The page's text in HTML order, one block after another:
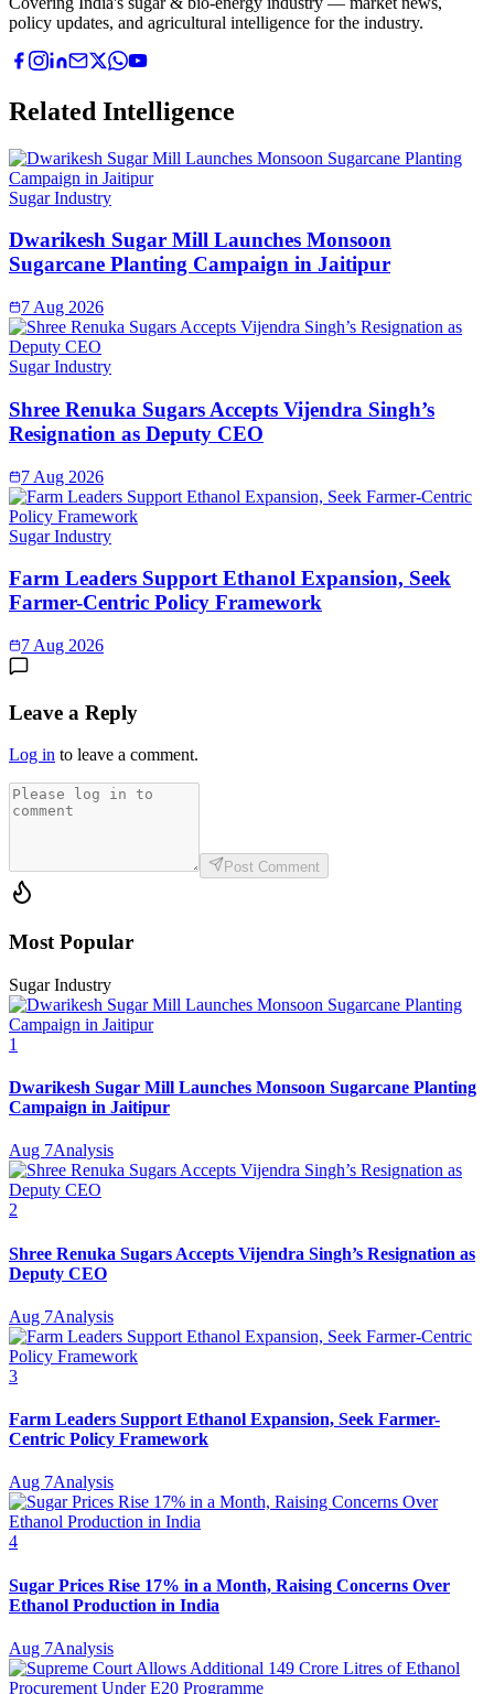
policy updates, and agricultural intelligence for the industry.
Related Intelligence
Sugar Industry
Dwarikesh Sugar Mill Launches Monsoon
Sugarcane Planting Campaign in Jaitipur
7 Aug 2026
Sugar Industry
Shree Renuka Sugars Accepts Vijendra Singh’s
Resignation as Deputy CEO
7 Aug 2026
Sugar Industry
Farm Leaders Support Ethanol Expansion, Seek
Farmer-Centric Policy Framework
7 Aug 2026
Leave a Reply
Log in to leave a comment.
Post Comment
Most Popular
Sugar Industry
1
Dwarikesh Sugar Mill Launches Monsoon Sugarcane Planting
Campaign in Jaitipur
Aug 7Analysis
2
Shree Renuka Sugars Accepts Vijendra Singh’s Resignation as
Deputy CEO
Aug 7Analysis
3
Farm Leaders Support Ethanol Expansion, Seek Farmer-
Centric Policy Framework
Aug 7Analysis
4
Sugar Prices Rise 17% in a Month, Raising Concerns Over
Ethanol Production in India
Aug 7Analysis